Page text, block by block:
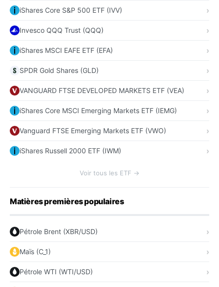
iShares Core S&P 500 ETF (IVV)
Invesco QQQ Trust (QQQ)
iShares MSCI EAFE ETF (EFA)
SPDR Gold Shares (GLD)
VANGUARD FTSE DEVELOPED MARKETS ETF (VEA)
iShares Core MSCI Emerging Markets ETF (IEMG)
Vanguard FTSE Emerging Markets ETF (VWO)
iShares Russell 2000 ETF (IWM)
Voir tous les ETF →
Matières premières populaires
Pétrole Brent (XBR/USD)
Maïs (C_1)
Pétrole WTI (WTI/USD)